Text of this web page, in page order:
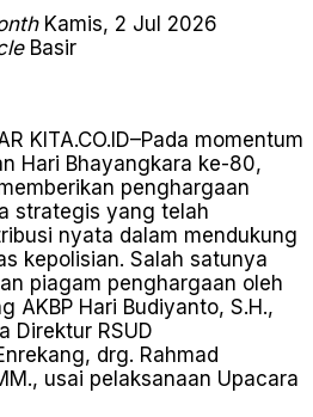
Kamis, 2 Jul 2026
Basir
KITA.CO.ID–Pada momentum
Hari Bhayangkara ke-80,
penghargaan
strategis yang telah
nyata dalam mendukung
kepolisian. Salah satunya
piagam penghargaan oleh
AKBP Hari Budiyanto, S.H.,
Direktur RSUD
drg. Rahmad
usai pelaksanaan Upacara